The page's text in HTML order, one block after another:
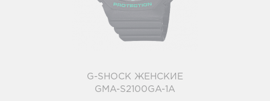
G-SHOCK ЖЕНСКИЕ
GMA-S2100GA-1A